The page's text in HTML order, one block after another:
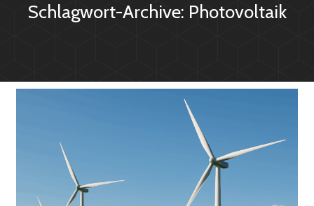
Schlagwort-Archive: Photovoltaik